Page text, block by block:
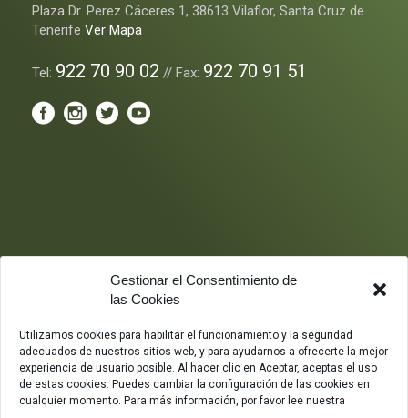
Gestionar el Consentimiento de
las Cookies
Utilizamos cookies para habilitar el funcionamiento y la seguridad
adecuados de nuestros sitios web, y para ayudarnos a ofrecerte la mejor
experiencia de usuario posible. Al hacer clic en Aceptar, aceptas el uso
de estas cookies. Puedes cambiar la configuración de las cookies en
cualquier momento. Para más información, por favor lee nuestra
Plaza Dr. Perez Cáceres 1, 38613 Vilaflor, Santa Cruz de
Tenerife Ver Mapa
Tel: 922 70 90 02 // Fax: 922 70 91 51